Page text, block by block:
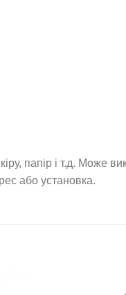
папір і т.д. Може
або установка.